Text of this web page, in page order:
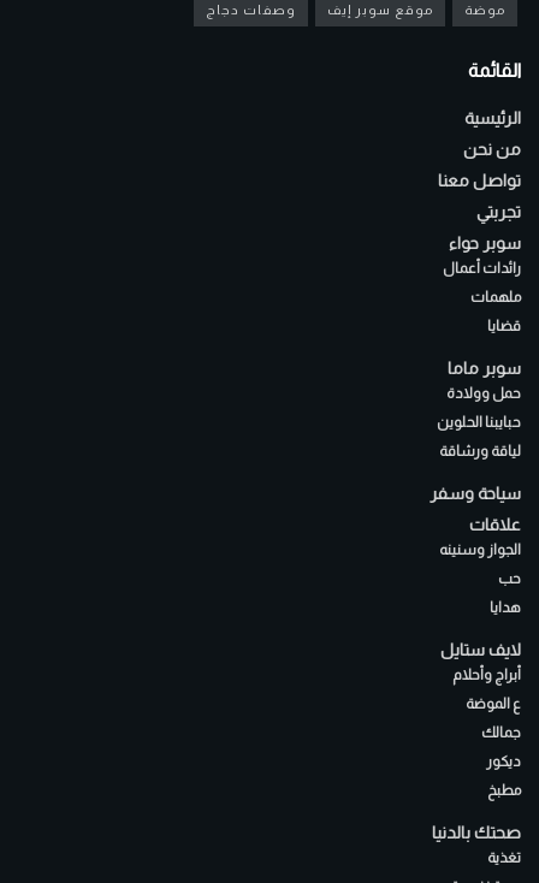
موضة موقع سوبر إيف وصفات دجاج
القائمة
الرئيسية
من نحن
تواصل معنا
تجربتي
سوبر حواء
رائدات أعمال
ملهمات
قضايا
سوبر ماما
حمل وولادة
حبايبنا الحلوين
لياقة ورشاقة
سياحة وسفر
علاقات
الجواز وسنينه
حب
هدايا
لايف ستايل
أبراج وأحلام
ع الموضة
جمالك
ديكور
مطبخ
صحتك بالدنيا
تغذية